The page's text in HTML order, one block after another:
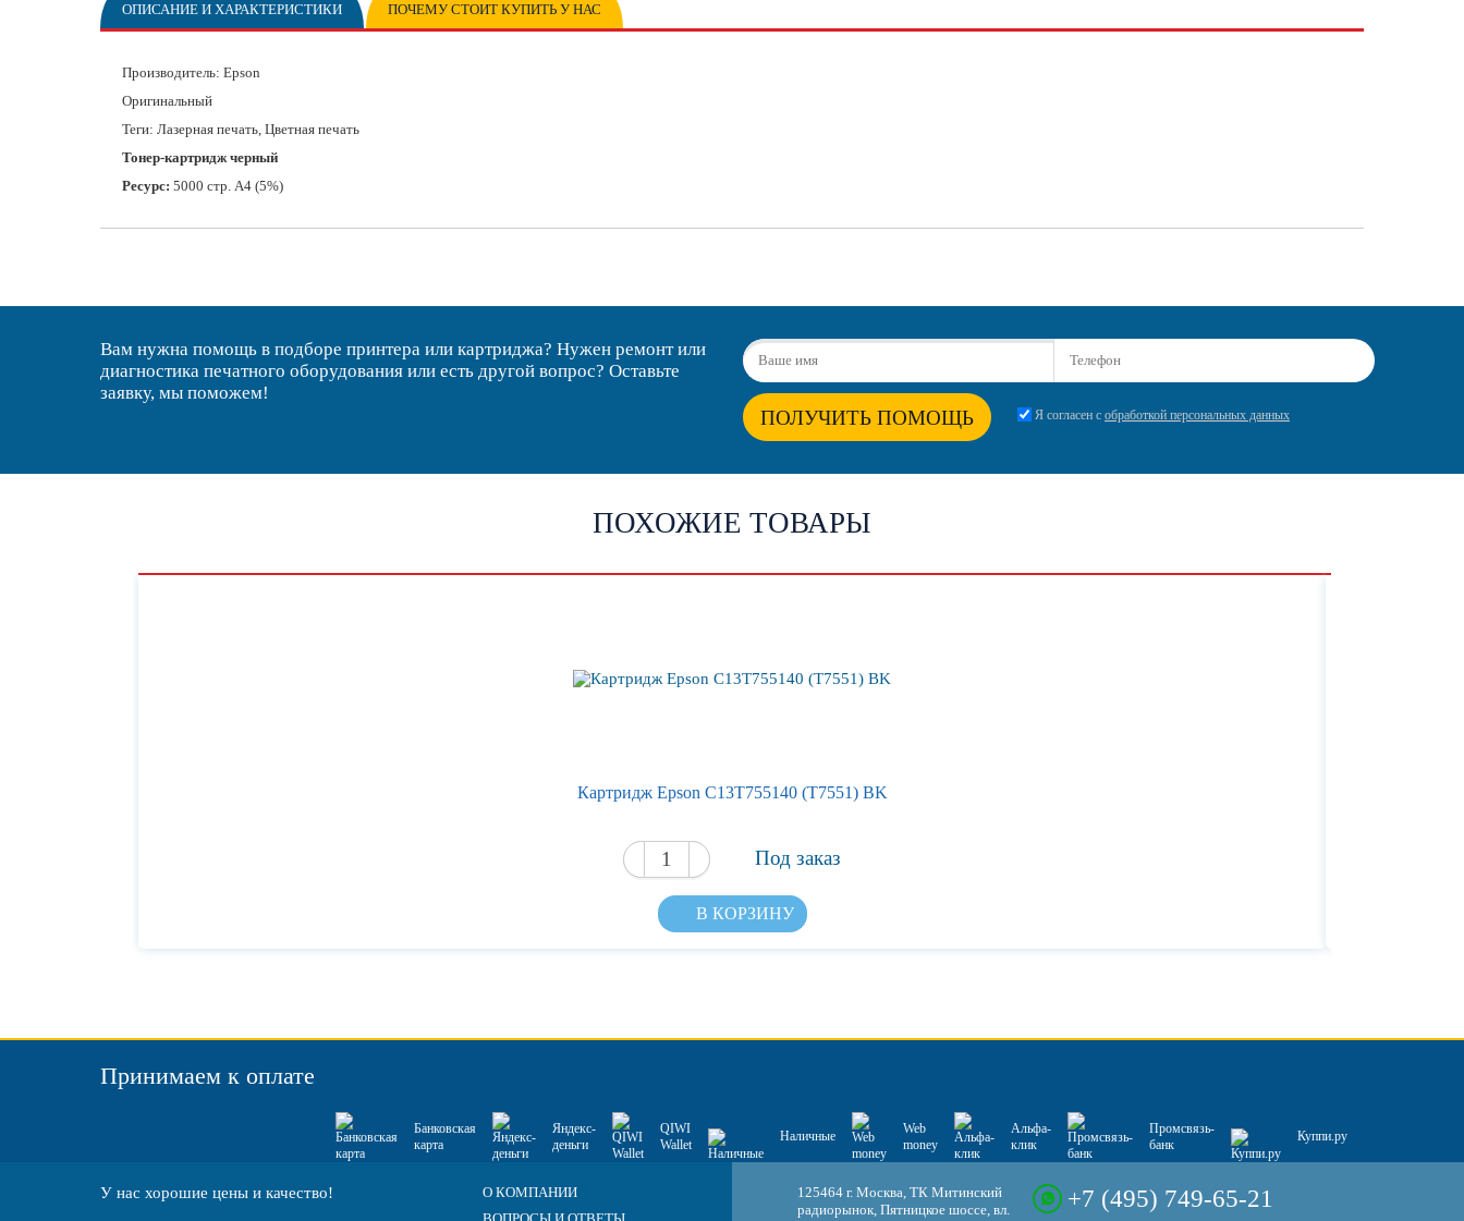
ОПИСАНИЕ И ХАРАКТЕРИСТИКИ ПОЧЕМУ СТОИТ КУПИТЬ У НАС
Производитель: Epson
Оригинальный
Теги: Лазерная печать, Цветная печать
Тонер-картридж черный
Ресурс: 5000 стр. А4 (5%)
Вам нужна помощь в подборе принтера или картриджа? Нужен ремонт или
диагностика печатного оборудования или есть другой вопрос? Оставьте
заявку, мы поможем!
ПОЛУЧИТЬ ПОМОЩЬ Я согласен с обработкой персональных данных
ПОХОЖИЕ ТОВАРЫ
Картридж Epson C13T755140 (T7551) BK
Под заказ
В КОРЗИНУ
Принимаем к оплате
Банковская
карта
Яндекс-
деньги
QIWI
Wallet
Наличные
Web
money
Альфа-
клик
Промсвязь-
банк
Куппи.ру
О КОМПАНИИ
У нас хорошие цены и качество!
125464 г. Москва, ТК Митинский
радиорынок, Пятницкое шоссе, вл.
+7 (495) 749-65-21